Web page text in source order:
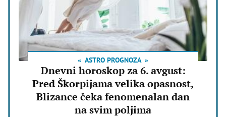
ASTRO PROGNOZA
Dnevni horoskop za 6. avgust:
Pred Škorpijama velika opasnost,
Blizance čeka fenomenalan dan
na svim poljima